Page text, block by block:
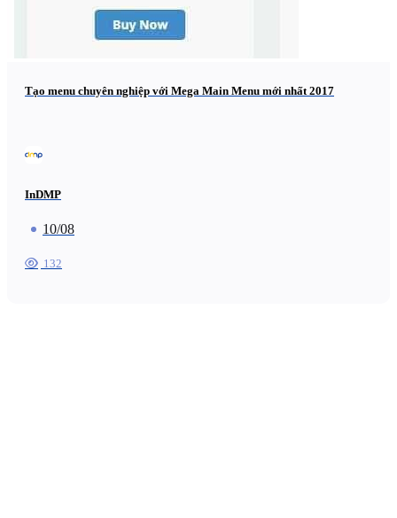
Tạo menu chuyên nghiệp với Mega Main Menu mới nhất 2017
InDMP
10/08
132